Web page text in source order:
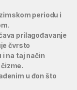
periodu i
prilagođavanje
čvrsto
na taj način
u đon što